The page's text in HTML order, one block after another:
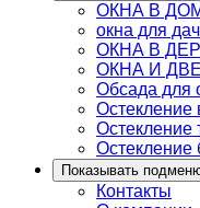
ОКНА В
окна для
ОКНА В
ОКНА И
Обсада для
Остекление
Остекление
Остекление
Показывать
Контакты